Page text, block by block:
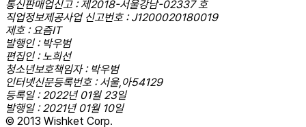
통신판매업신고 : 제2018-서울강남-02337 호
직업정보제공사업 신고번호 : J1200020180019
제호 : 요즘IT
발행인 : 박우범
편집인 : 노희선
청소년보호책임자 : 박우범
인터넷신문등록번호 : 서울,아54129
등록일 : 2022년 01월 23일
발행일 : 2021년 01월 10일
© 2013 Wishket Corp.